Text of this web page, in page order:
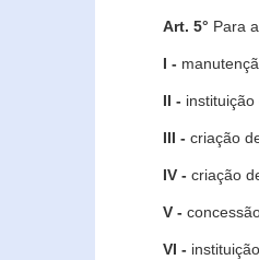
Art. 5° Para
I -
II -
III - criação
IV - criação
V -
VI -